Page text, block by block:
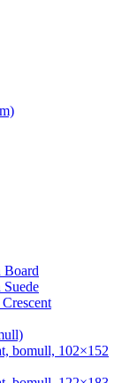
Board
Suede
bomull, 102×152